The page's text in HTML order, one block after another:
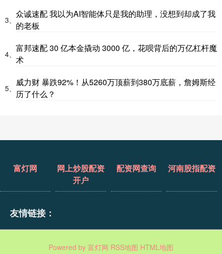
3、
众诚速配 我以为AI智能体只是我的助理，没想到却成了我
的老板
4、
富邦速配 30 亿本金撬动 3000 亿，花呗背后的万亿杠杆魔
术
5、
威力财 暴跌92%！从5260万顶薪到380万底薪，詹姆斯经
历了什么？
富灯网
网上炒股配资
开户
配资网查询 河南股指配资
友情链接：
Powered by 富灯网 RSS地图 HTML地图